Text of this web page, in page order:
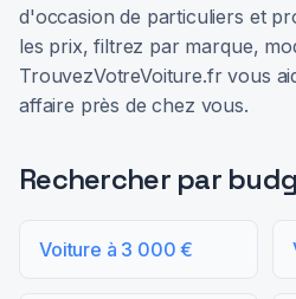
d'occasion de particuliers et
les prix, filtrez par marque,
TrouvezVotreVoiture.fr vous
affaire près de chez vous.
Rechercher par
Voiture à 3 000 €